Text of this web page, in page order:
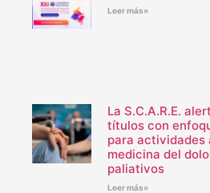
Leer más»
La S.C.A.R.E.
títulos con
para actividades
medicina del
paliativos
Leer más»